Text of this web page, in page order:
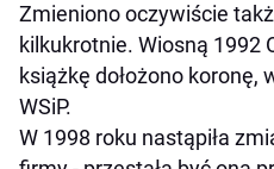
Zmieniono oczywiście
kilkukrotnie. Wiosną 1992
książkę dołożono koronę,
WSiP.
W 1998 roku nastąpiła